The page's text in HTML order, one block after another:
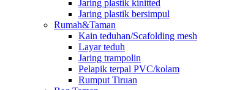
Jaring plastik kinitted
Jaring plastik bersimpul
Rumah&Taman
Kain teduhan/Scafolding mesh
Layar teduh
Jaring trampolin
Pelapik terpal PVC/kolam
Rumput Tiruan